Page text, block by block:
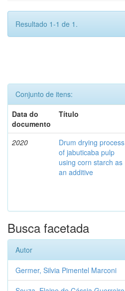
Resultado 1-1 de 1.
Conjunto de itens:
Data do
documento
Título
2020
Drum drying process
of jabuticaba pulp
using corn starch as
an additive
Busca facetada
Autor
Germer, Silvia Pimentel Marconi